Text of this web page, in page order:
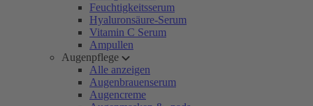
Feuchtigkeitsserum
Hyaluronsäure-Serum
Vitamin C Serum
Ampullen
Augenpflege
Alle anzeigen
Augenbrauenserum
Augencreme